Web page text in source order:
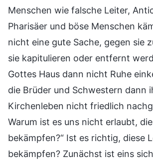
Menschen wie falsche Leiter,
Pharisäer und böse Menschen
nicht eine gute Sache, gegen sie
sie kapitulieren oder entfernt
Gottes Haus dann nicht Ruhe
die Brüder und Schwestern dann
Kirchenleben nicht friedlich
Warum ist es uns nicht erlaubt,
bekämpfen?“ Ist es richtig, diese
bekämpfen? Zunächst ist eins